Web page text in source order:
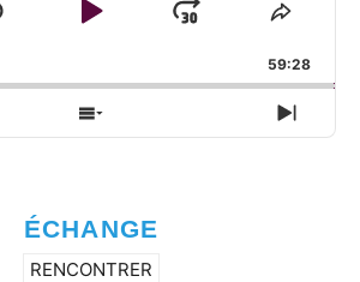
Rate
Backward
Play Pause
Jump Share
59:28
Show Episodes ListNext
ÉCHANGE
RENCONTRER